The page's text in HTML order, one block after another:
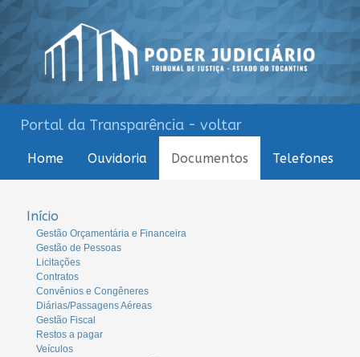
Portal da Transparência - voltar
Home Ouvidoria Documentos Telefones
Início
Gestão Orçamentária e Financeira
Gestão de Pessoas
Licitações
Contratos
Convênios e Congêneres
Diárias/Passagens Aéreas
Gestão Fiscal
Restos a pagar
Veículos